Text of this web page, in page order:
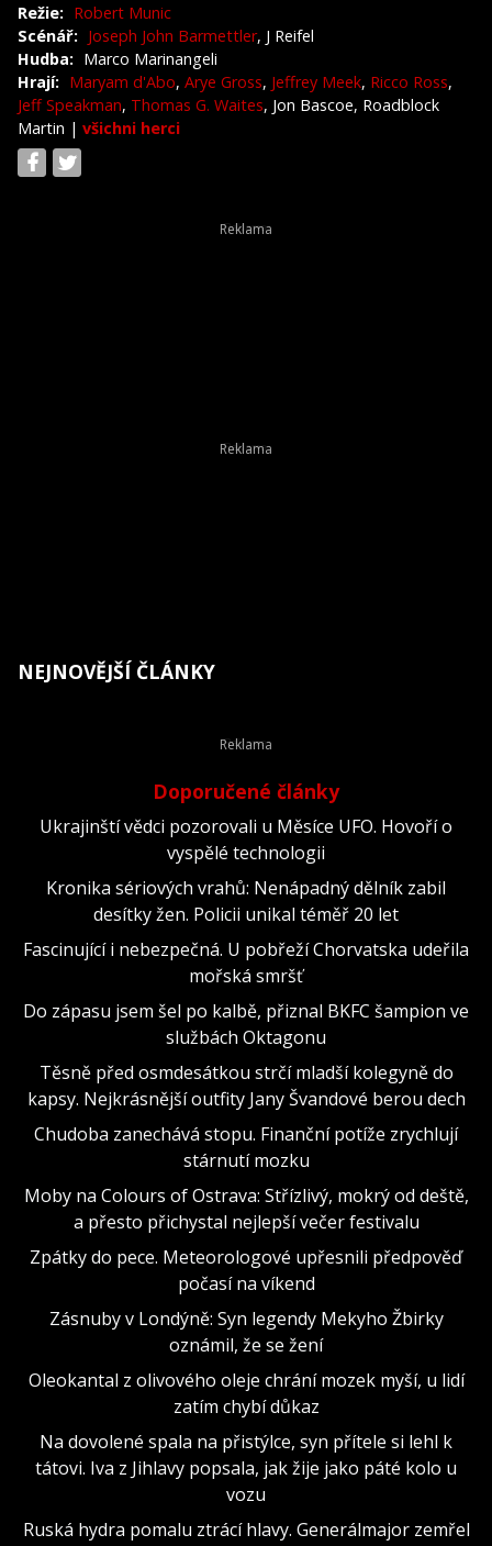
Režie: Robert Munic
Scénář: Joseph John Barmettler, J Reifel
Hudba: Marco Marinangeli
Hrají: Maryam d'Abo, Arye Gross, Jeffrey Meek, Ricco Ross,
Jeff Speakman, Thomas G. Waites, Jon Bascoe, Roadblock
Martin | všichni herci
NEJNOVĚJŠÍ ČLÁNKY
Doporučené články
Ukrajinští vědci pozorovali u Měsíce UFO. Hovoří o
vyspělé technologii
Kronika sériových vrahů: Nenápadný dělník zabil
desítky žen. Policii unikal téměř 20 let
Fascinující i nebezpečná. U pobřeží Chorvatska udeřila
mořská smršť
Do zápasu jsem šel po kalbě, přiznal BKFC šampion ve
službách Oktagonu
Těsně před osmdesátkou strčí mladší kolegyně do
kapsy. Nejkrásnější outfity Jany Švandové berou dech
Chudoba zanechává stopu. Finanční potíže zrychlují
stárnutí mozku
Moby na Colours of Ostrava: Střízlivý, mokrý od deště,
a přesto přichystal nejlepší večer festivalu
Zpátky do pece. Meteorologové upřesnili předpověď
počasí na víkend
Zásnuby v Londýně: Syn legendy Mekyho Žbirky
oznámil, že se žení
Oleokantal z olivového oleje chrání mozek myší, u lidí
zatím chybí důkaz
Na dovolené spala na přistýlce, syn přítele si lehl k
tátovi. Iva z Jihlavy popsala, jak žije jako páté kolo u
vozu
Ruská hydra pomalu ztrácí hlavy. Generálmajor zemřel